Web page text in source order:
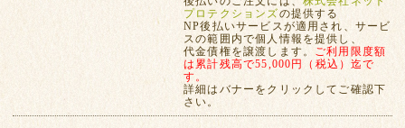
プロテクションズの提供する
NP後払いサービスが適用され、サービ
スの範囲内で個人情報を提供し、
代金債権を譲渡します。 ご利用限度額
は累計残高で55,000円（税込）迄で
す。
詳細はバナーをクリックしてご確認下
さい。